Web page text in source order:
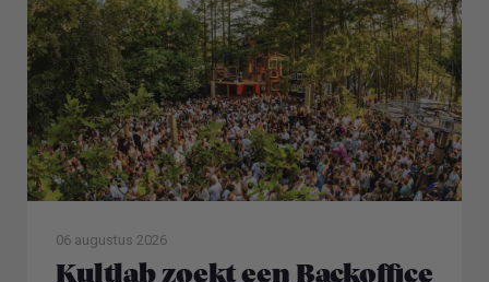
06 augustus 2026
Kultlab zoekt een Backoffice